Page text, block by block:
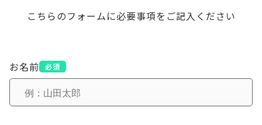
こちらのフォームに必要事項をご記入ください
お名前 必須